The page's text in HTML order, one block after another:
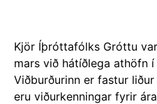
Kjör Íþróttafólks Gróttu
mars við hátíðlega athöfn
Viðburðurinn er fastur
eru viðurkenningar fyrir